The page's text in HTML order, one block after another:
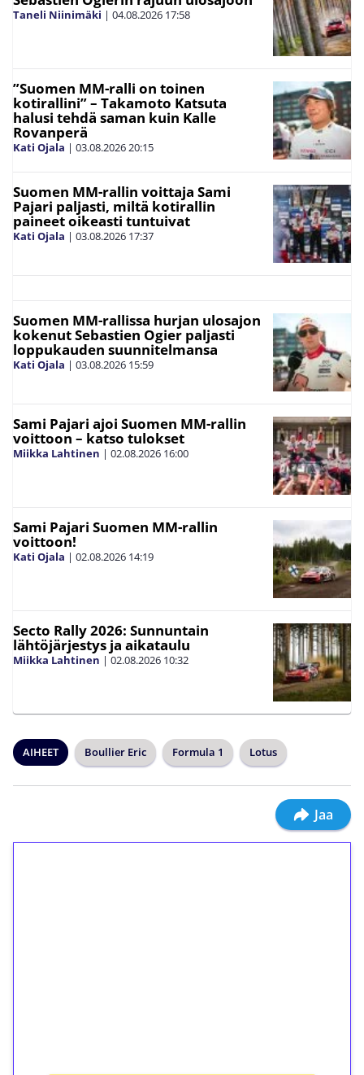
Taneli Niinimäki | 04.08.2026 17:58
”Suomen MM-ralli on toinen
kotirallini” – Takamoto Katsuta
halusi tehdä saman kuin Kalle
Rovanperä
Kati Ojala | 03.08.202620:15
Suomen MM-rallin voittaja Sami
Pajari paljasti, miltä kotirallin
paineet oikeasti tuntuivat
Kati Ojala | 03.08.2026 17:37
Suomen MM-rallissa hurjan ulosajon
kokenut Sebastien Ogier paljasti
loppukauden suunnitelmansa
Kati Ojala | 03.08.2026 15:59
Sami Pajari ajoi Suomen MM-rallin
voittoon – katso tulokset
Miikka Lahtinen | 02.08.2026 16:00
Sami Pajari Suomen MM-rallin
voittoon!
Kati Ojala | 02.08.2026 14:19
Secto Rally 2026: Sunnuntain
lähtöjärjestys ja aikataulu
Miikka Lahtinen | 02.08.2026 10:32
AIHEET Boullier Eric Formula 1 Lotus
Jaa